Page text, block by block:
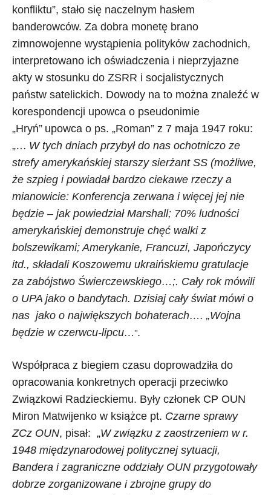
konfliktu”, stało się naczelnym hasłem
banderowców. Za dobra monetę brano
zimnowojenne wystąpienia polityków zachodnich,
interpretowano ich oświadczenia i nieprzyjazne
akty w stosunku do ZSRR i socjalistycznych
państw satelickich. Dowody na to można znaleźć w
korespondencji upowca o pseudonimie
„Hryń” upowca o ps. „Roman” z 7 maja 1947 roku:
„… W tych dniach przybył do nas ochotniczo ze
strefy amerykańskiej starszy sierżant SS (możliwe,
że szpieg i powiadał bardzo ciekawe rzeczy a
mianowicie: Konferencja zerwana i więcej jej nie
będzie – jak powiedział Marshall; 70% ludności
amerykańskiej demonstruje chęć walki z
bolszewikami; Amerykanie, Francuzi, Japończycy
itd., składali Koszowemu ukraińskiemu gratulacje
za zabójstwo Świerczewskiego…;. Cały rok mówili
o UPA jako o bandytach. Dzisiaj cały świat mówi o
nas jako o największych bohaterach…. „Wojna
będzie w czerwcu-lipcu… ”.
Współpraca z biegiem czasu doprowadziła do
opracowania konkretnych operacji przeciwko
Związkowi Radzieckiemu. Były członek CP OUN
Miron Matwijenko w książce pt. Czarne sprawy
ZCz OUN, pisał: „W związku z zaostrzeniem w r.
1948 międzynarodowej politycznej sytuacji,
Bandera i zagraniczne oddziały OUN przygotowały
dobrze zorganizowane i zbrojne grupy do